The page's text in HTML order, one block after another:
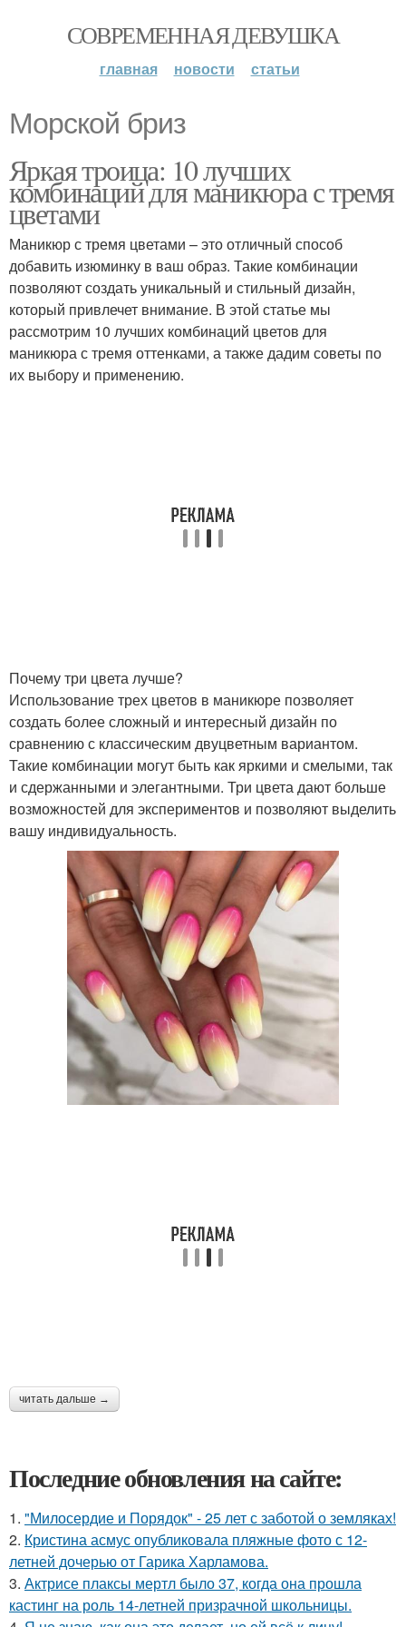
СОВРЕМЕННАЯ ДЕВУШКА
главная новости статьи
Морской бриз
Яркая троица: 10 лучших
комбинаций для маникюра с тремя
цветами
Маникюр с тремя цветами – это отличный способ
добавить изюминку в ваш образ. Такие комбинации
позволяют создать уникальный и стильный дизайн,
который привлечет внимание. В этой статье мы
рассмотрим 10 лучших комбинаций цветов для
маникюра с тремя оттенками, а также дадим советы по
их выбору и применению.
Почему три цвета лучше?
Использование трех цветов в маникюре позволяет
создать более сложный и интересный дизайн по
сравнению с классическим двуцветным вариантом.
Такие комбинации могут быть как яркими и смелыми, так
и сдержанными и элегантными. Три цвета дают больше
возможностей для экспериментов и позволяют выделить
вашу индивидуальность.
читать дальше →
Последние обновления на сайте:
1. "Милосердие и Порядок" - 25 лет с заботой о земляках!
2. Кристина асмус опубликовала пляжные фото с 12-
летней дочерью от Гарика Харламова.
3. Актрисе плаксы мертл было 37, когда она прошла
кастинг на роль 14-летней призрачной школьницы.